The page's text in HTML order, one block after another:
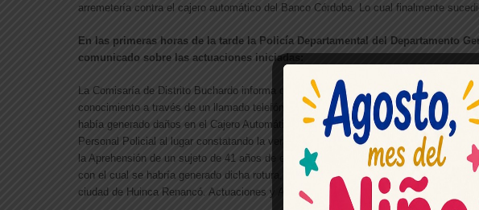
arremetería contra el cajero automático del Banco Córdoba. Lo cual finalmente
En las primeras horas de la tarde la Policía Departamental del Departamento
comunicado sobre las actuaciones iniciadas:
La Comisaría de Distrito Buchardo informa que en horas de la noche del día martes
conocimiento a través de un llamado telefónico al Servicio de Emergencias, que una
había generado daños en el Cajero Automático de la Sucursal del Banco Córdoba;
Personal Policial al lugar constatando la veracidad de dicha información, lugar
la Aprehensión de un sujeto de 41 años de edad, con domicilio en esa localidad y al
con el cual se habría generado dicha rotura, bajo expresas Directivas de la Fiscalía
ciudad de Huinca Renancó. Actuaciones y Averiguaciones.